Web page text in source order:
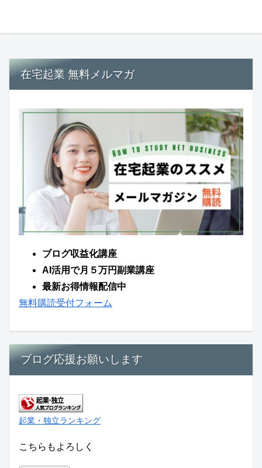
在宅起業 無料メルマガ
ブログ収益化講座
AI活用で月５万円副業講座
最新お得情報配信中
無料購読受付フォーム
ブログ応援お願いします
起業・独立ランキング
こちらもよろしく